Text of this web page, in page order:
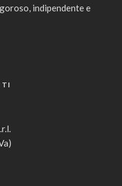
indipendente e